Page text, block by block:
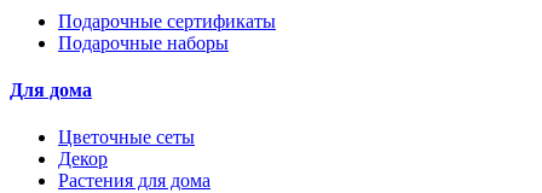
Подарочные сертификаты
Подарочные наборы
Для дома
Цветочные сеты
Декор
Растения для дома